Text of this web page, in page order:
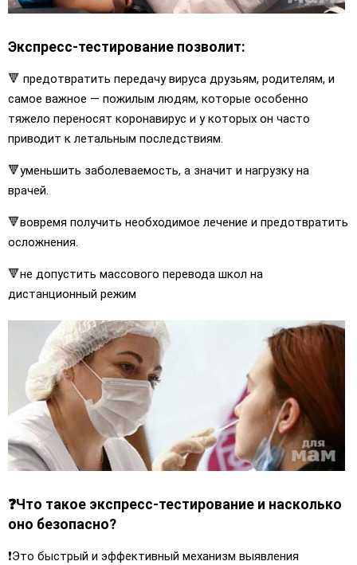
Экспресс-тестирование позволит:
🔻 предотвратить передачу вируса друзьям, родителям, и
самое важное — пожилым людям, которые особенно
тяжело переносят коронавирус и у которых он часто
приводит к летальным последствиям.
🔻уменьшить заболеваемость, а значит и нагрузку на
врачей.
🔻вовремя получить необходимое лечение и предотвратить
осложнения.
🔻не допустить массового перевода школ на
дистанционный режим
❓Что такое экспресс-тестирование и насколько
оно безопасно?
❗️Это быстрый и эффективный механизм выявления